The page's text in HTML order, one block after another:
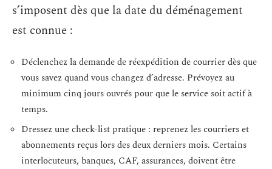
s’imposent dès que la date du déménagement
est connue :
Déclenchez la demande de réexpédition de courrier dès que
vous savez quand vous changez d’adresse. Prévoyez au
minimum cinq jours ouvrés pour que le service soit actif à
temps.
Dressez une check-list pratique : reprenez les courriers et
abonnements reçus lors des deux derniers mois. Certains
interlocuteurs, banques, CAF, assurances, doivent être